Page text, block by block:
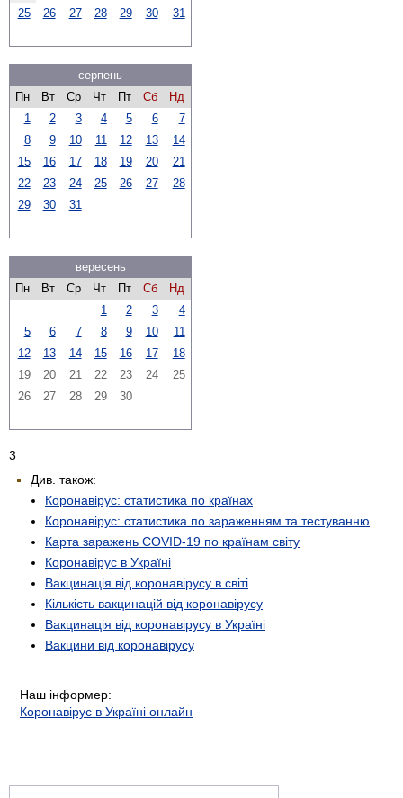
25
26 27 28 29 30 31
серпень
Пн
Вт Ср Чт Пт Сб
Нд
1
2 3 4 5 6
7
8
9 10 11 12 13
14
15
16 17 18 19 20
21
22
23 24 25 26 27
28
29
30 31
вересень
Пн
Вт Ср Чт Пт Сб
Нд
1
2 3
4
5
6 7 8 9 10
11
12
13 14 15 16 17
18
19
20 21 22 23 24
25
26
27 28 29 30
3
Див. також:
Коронавірус: статистика по країнах
Коронавірус: статистика по зараженням та тестуванню
Карта заражень COVID-19 по країнам світу
Коронавірус в Україні
Вакцинація від коронавірусу в світі
Кількість вакцинацій від коронавірусу
Вакцинація від коронавірусу в Україні
Вакцини від коронавірусу
Наш інформер:
Коронавірус в Україні онлайн